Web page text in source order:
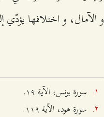
و الآمال، و اختلافها
سورة يونس، الآية ۱٩.
سورة هود، الآية ۱۱٩.